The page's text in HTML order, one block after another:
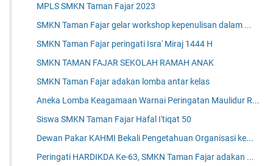
MPLS SMKN Taman Fajar 2023
SMKN Taman Fajar gelar workshop kepenulisan dalam ...
SMKN Taman Fajar peringati Isra' Miraj 1444 H
SMKN TAMAN FAJAR SEKOLAH RAMAH ANAK
SMKN Taman Fajar adakan lomba antar kelas
Aneka Lomba Keagamaan Warnai Peringatan Maulidur R...
Siswa SMKN Taman Fajar Hafal I'tiqat 50
Dewan Pakar KAHMI Bekali Pengetahuan Organisasi ke...
Peringati HARDIKDA Ke-63, SMKN Taman Fajar adakan ...